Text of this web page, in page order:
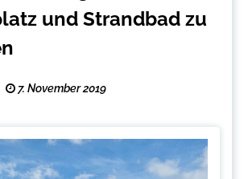
und Strandbad zu
7. November 2019